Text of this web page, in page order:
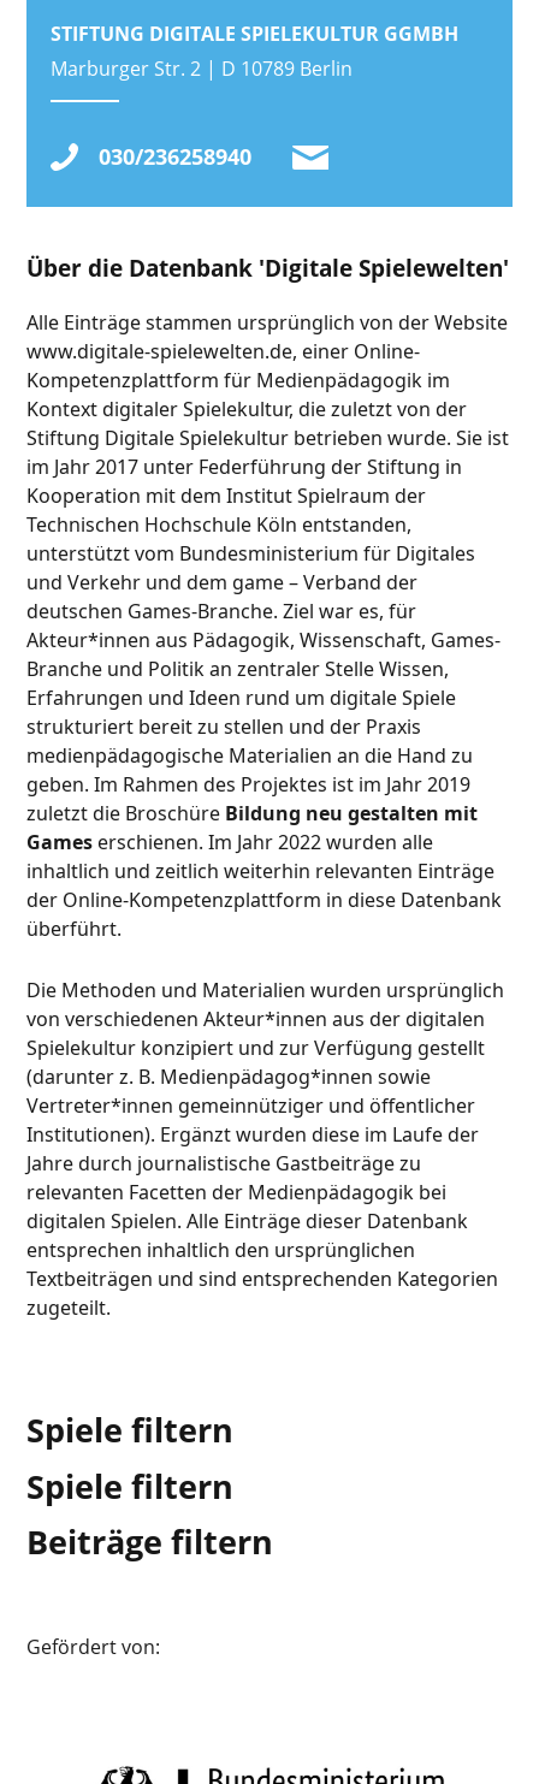
STIFTUNG DIGITALE SPIELEKULTUR GGMBH
Marburger Str. 2 | D 10789 Berlin
030/236258940
Über die Datenbank 'Digitale Spielewelten'
Alle Einträge stammen ursprünglich von der Website
www.digitale-spielewelten.de, einer Online-
Kompetenzplattform für Medienpädagogik im
Kontext digitaler Spielekultur, die zuletzt von der
Stiftung Digitale Spielekultur betrieben wurde. Sie ist
im Jahr 2017 unter Federführung der Stiftung in
Kooperation mit dem Institut Spielraum der
Technischen Hochschule Köln entstanden,
unterstützt vom Bundesministerium für Digitales
und Verkehr und dem game – Verband der
deutschen Games-Branche. Ziel war es, für
Akteur*innen aus Pädagogik, Wissenschaft, Games-
Branche und Politik an zentraler Stelle Wissen,
Erfahrungen und Ideen rund um digitale Spiele
strukturiert bereit zu stellen und der Praxis
medienpädagogische Materialien an die Hand zu
geben. Im Rahmen des Projektes ist im Jahr 2019
zuletzt die Broschüre Bildung neu gestalten mit
Games erschienen. Im Jahr 2022 wurden alle
inhaltlich und zeitlich weiterhin relevanten Einträge
der Online-Kompetenzplattform in diese Datenbank
überführt.
Die Methoden und Materialien wurden ursprünglich
von verschiedenen Akteur*innen aus der digitalen
Spielekultur konzipiert und zur Verfügung gestellt
(darunter z. B. Medienpädagog*innen sowie
Vertreter*innen gemeinnütziger und öffentlicher
Institutionen). Ergänzt wurden diese im Laufe der
Jahre durch journalistische Gastbeiträge zu
relevanten Facetten der Medienpädagogik bei
digitalen Spielen. Alle Einträge dieser Datenbank
entsprechen inhaltlich den ursprünglichen
Textbeiträgen und sind entsprechenden Kategorien
zugeteilt.
Spiele filtern
Spiele filtern
Beiträge filtern
Gefördert von: